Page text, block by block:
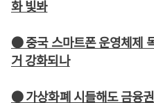
화 빛봐
● 중국 스마트폰 운영체제
거 강화되나
● 가상화폐 시들해도 금융